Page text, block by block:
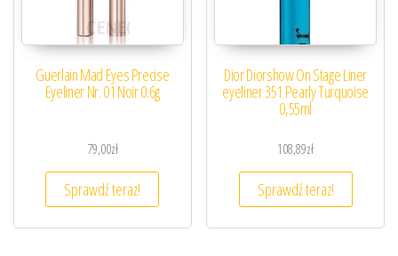
Guerlain Mad Eyes Precise
Eyeliner Nr. 01 Noir 0.6g
79,00zł
Sprawdź teraz!
Dior Diorshow On Stage Liner
eyeliner 351 Pearly Turquoise
0,55ml
108,89zł
Sprawdź teraz!